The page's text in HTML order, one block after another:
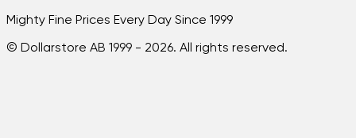
Mighty Fine Prices Every Day Since 1999
© Dollarstore AB 1999 - 2026. All rights reserved.